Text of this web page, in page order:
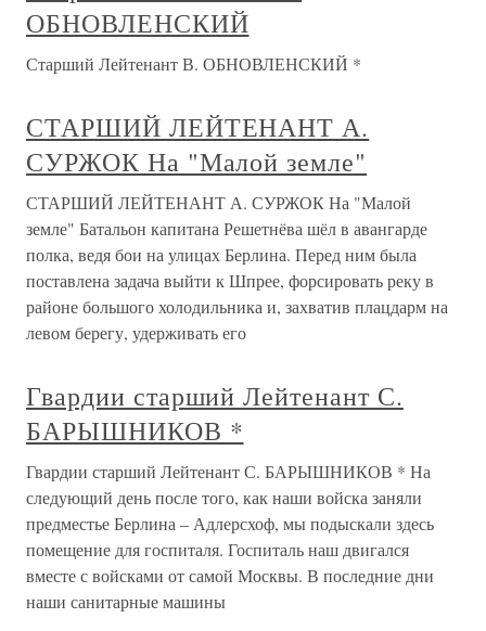
ОБНОВЛЕНСКИЙ
Старший Лейтенант В. ОБНОВЛЕНСКИЙ *
СТАРШИЙ ЛЕЙТЕНАНТ А.
СУРЖОК На "Малой земле"
СТАРШИЙ ЛЕЙТЕНАНТ А. СУРЖОК На "Малой
земле" Батальон капитана Решетнёва шёл в авангарде
полка, ведя бои на улицах Берлина. Перед ним была
поставлена задача выйти к Шпрее, форсировать реку в
районе большого холодильника и, захватив плацдарм на
левом берегу, удерживать его
Гвардии старший Лейтенант С.
БАРЫШНИКОВ *
Гвардии старший Лейтенант С. БАРЫШНИКОВ * На
следующий день после того, как наши войска заняли
предместье Берлина – Адлерсхоф, мы подыскали здесь
помещение для госпиталя. Госпиталь наш двигался
вместе с войсками от самой Москвы. В последние дни
наши санитарные машины